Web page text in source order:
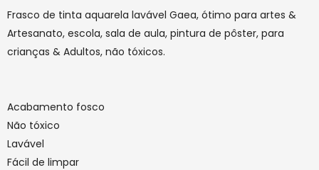
Frasco de tinta aquarela lavável Gaea, ótimo para artes &
Artesanato, escola, sala de aula, pintura de pôster, para
crianças & Adultos, não tóxicos.
Acabamento fosco
Não tóxico
Lavável
Fácil de limpar